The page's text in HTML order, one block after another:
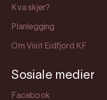
Kva skjer?
Planlegging
Om Visit Eidfjord KF
Sosiale medier
Facebook